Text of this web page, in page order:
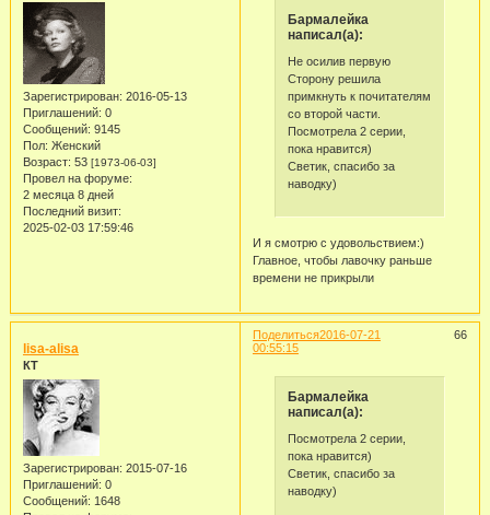
Зарегистрирован: 2016-05-13
Приглашений: 0
Сообщений: 9145
Пол: Женский
Возраст: 53 [1973-06-03]
Провел на форуме:
2 месяца 8 дней
Последний визит:
2025-02-03 17:59:46
Бармалейка
написал(а):
Не осилив первую
Сторону решила
примкнуть к почитателям
со второй части.
Посмотрела 2 серии,
пока нравится)
Светик, спасибо за
наводку)
И я смотрю с удовольствием:)
Главное, чтобы лавочку раньше
времени не прикрыли
Поделиться 66
2016-07-21
00:55:15
lisa-alisa
КТ
Зарегистрирован: 2015-07-16
Приглашений: 0
Сообщений: 1648
Бармалейка
написал(а):
Посмотрела 2 серии,
пока нравится)
Светик, спасибо за
наводку)